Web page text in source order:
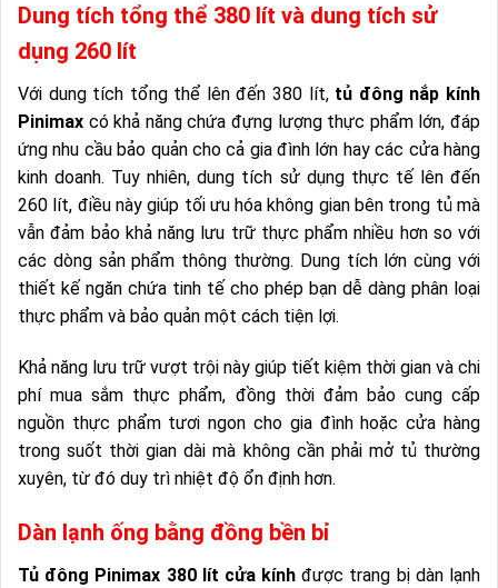
Dung tích tổng thể 380 lít và dung tích sử
dụng 260 lít
Với dung tích tổng thể lên đến 380 lít, tủ đông nắp kính
Pinimax có khả năng chứa đựng lượng thực phẩm lớn, đáp
ứng nhu cầu bảo quản cho cả gia đình lớn hay các cửa hàng
kinh doanh. Tuy nhiên, dung tích sử dụng thực tế lên đến
260 lít, điều này giúp tối ưu hóa không gian bên trong tủ mà
vẫn đảm bảo khả năng lưu trữ thực phẩm nhiều hơn so với
các dòng sản phẩm thông thường. Dung tích lớn cùng với
thiết kế ngăn chứa tinh tế cho phép bạn dễ dàng phân loại
thực phẩm và bảo quản một cách tiện lợi.
Khả năng lưu trữ vượt trội này giúp tiết kiệm thời gian và chi
phí mua sắm thực phẩm, đồng thời đảm bảo cung cấp
nguồn thực phẩm tươi ngon cho gia đình hoặc cửa hàng
trong suốt thời gian dài mà không cần phải mở tủ thường
xuyên, từ đó duy trì nhiệt độ ổn định hơn.
Dàn lạnh ống bằng đồng bền bỉ
Tủ đông Pinimax 380 lít cửa kính được trang bị dàn lạnh